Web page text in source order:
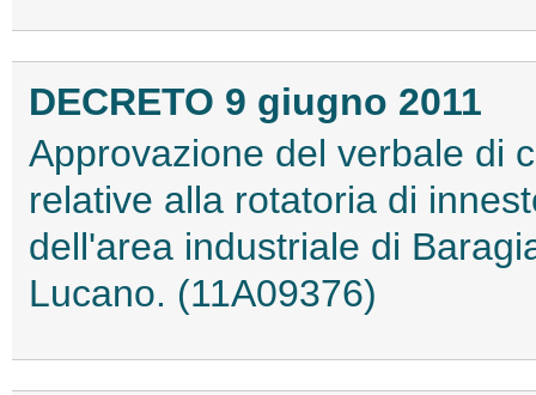
DECRETO 9 giugno 2011
Approvazione del verbale di
relative alla rotatoria di
dell'area industriale di
Lucano. (11A09376)